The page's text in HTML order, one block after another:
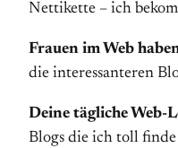
Nettikette – ich
Frauen im Web
die interessanteren
Deine tägliche Web-
Blogs die ich toll